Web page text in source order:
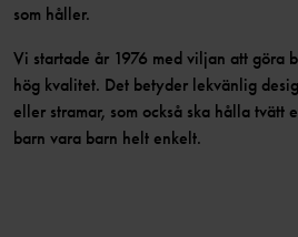
som håller.
Vi startade år 1976 med viljan att göra
hög kvalitet. Det betyder lekvänlig
eller stramar, som också ska hålla tvätt
barn vara barn helt enkelt.